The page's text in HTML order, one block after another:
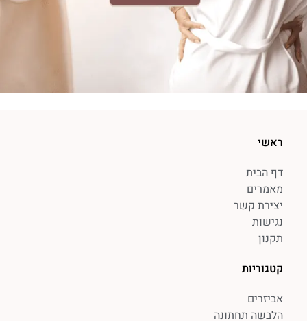
ראשי
דף הבית
מאמרים
יצירת קשר
נגישות
תקנון
קטגוריות
אביזרים
הלבשה תחתונה